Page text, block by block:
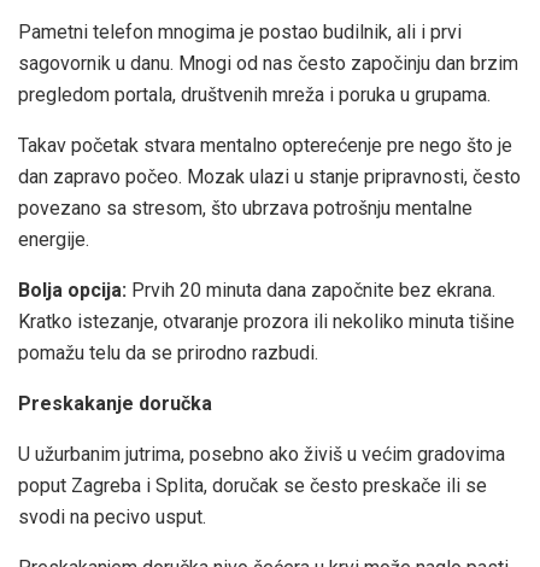
Pametni telefon mnogima je postao budilnik, ali i prvi
sagovornik u danu. Mnogi od nas često započinju dan brzim
pregledom portala, društvenih mreža i poruka u grupama.
Takav početak stvara mentalno opterećenje pre nego što je
dan zapravo počeo. Mozak ulazi u stanje pripravnosti, često
povezano sa stresom, što ubrzava potrošnju mentalne
energije.
Bolja opcija: Prvih 20 minuta dana započnite bez ekrana.
Kratko istezanje, otvaranje prozora ili nekoliko minuta tišine
pomažu telu da se prirodno razbudi.
Preskakanje doručka
U užurbanim jutrima, posebno ako živiš u većim gradovima
poput Zagreba i Splita, doručak se često preskače ili se
svodi na pecivo usput.